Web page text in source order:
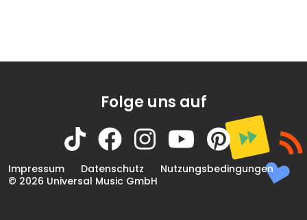
Folge uns auf
Impressum Datenschutz
Nutzungsbedingungen
© 2026 Universal Music GmbH